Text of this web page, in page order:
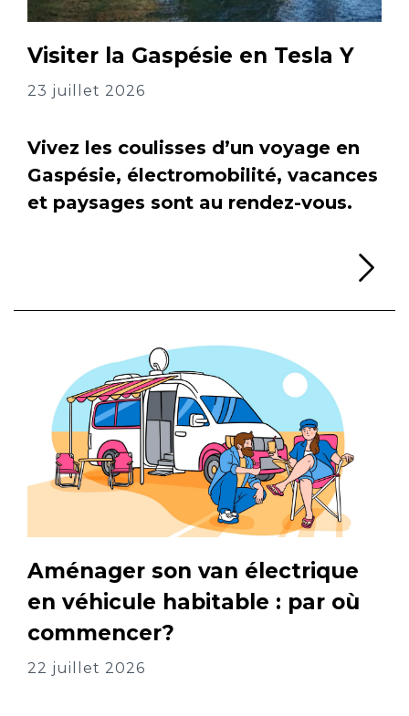
Visiter la Gaspésie en Tesla Y
23 juillet 2026
Vivez les coulisses d’un voyage en
Gaspésie, électromobilité, vacances
et paysages sont au rendez-vous.
Aménager son van électrique
en véhicule habitable : par où
commencer?
22 juillet 2026